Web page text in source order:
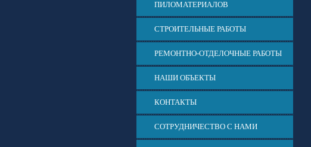
ПИЛОМАТЕРИАЛОВ
СТРОИТЕЛЬНЫЕ РАБОТЫ
РЕМОНТНО-ОТДЕЛОЧНЫЕ РАБОТЫ
НАШИ ОБЪЕКТЫ
КОНТАКТЫ
СОТРУДНИЧЕСТВО С НАМИ